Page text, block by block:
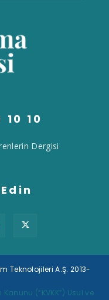
10
Dergisi
Teknolojileri A.Ş. 2013-
(“KVKK”) Usul ve